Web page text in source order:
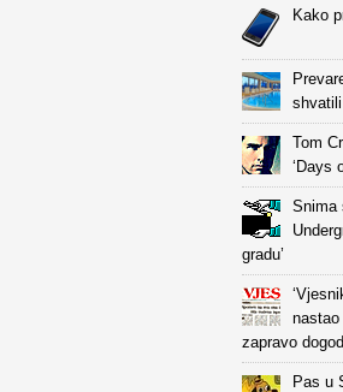
Kako
Tom
‘Days
Snima
gradu’
zapravo
Pas u